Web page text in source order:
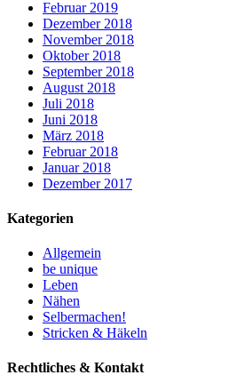
Februar 2019
Dezember 2018
November 2018
Oktober 2018
September 2018
August 2018
Juli 2018
Juni 2018
März 2018
Februar 2018
Januar 2018
Dezember 2017
Kategorien
Allgemein
be unique
Leben
Nähen
Selbermachen!
Stricken & Häkeln
Rechtliches & Kontakt